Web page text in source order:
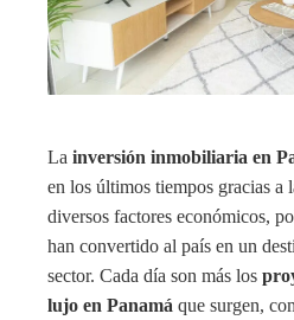
La inversión inmobiliaria en
en los últimos tiempos gracias a
diversos factores económicos,
han convertido al país en un
sector. Cada día son más los
lujo en Panamá que surgen,